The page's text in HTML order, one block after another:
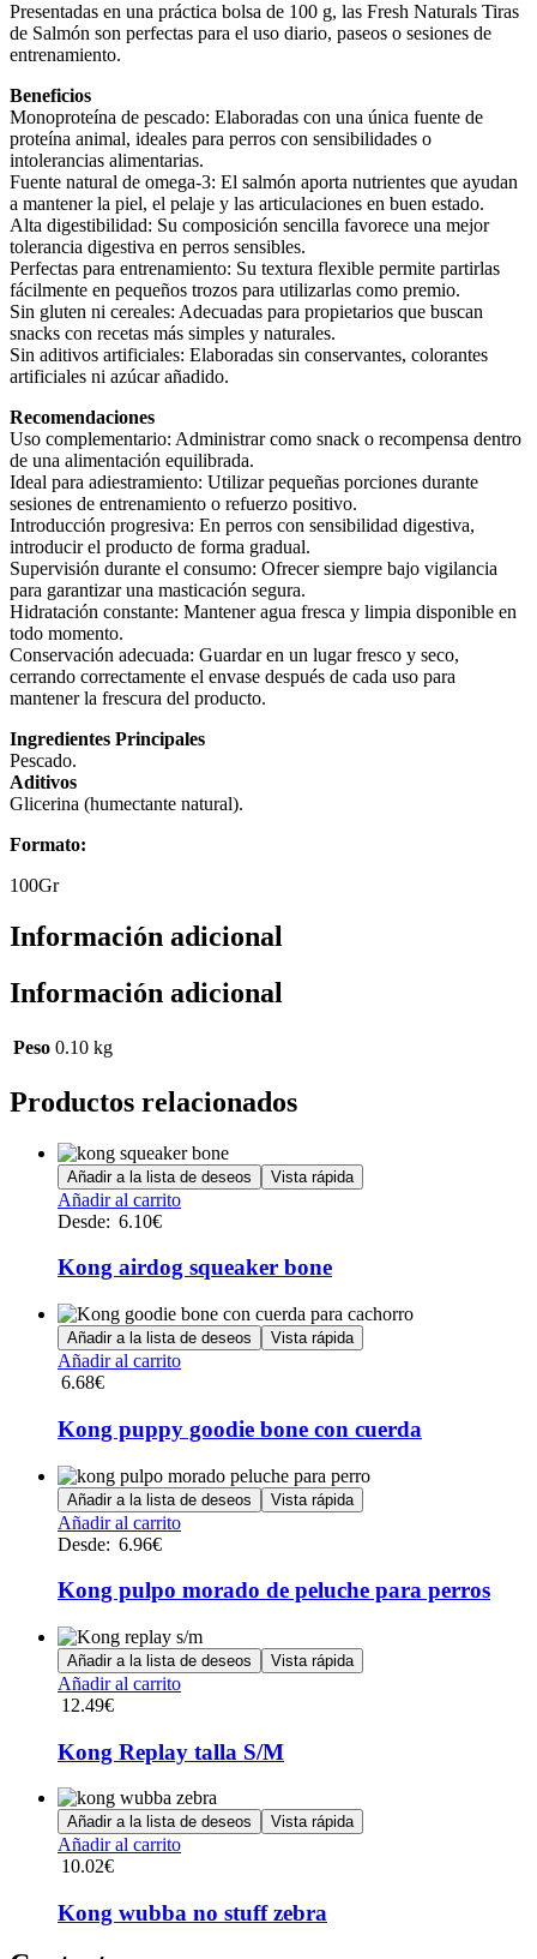
Presentadas en una práctica bolsa de 100 g, las Fresh Naturals Tiras
de Salmón son perfectas para el uso diario, paseos o sesiones de
entrenamiento.
Beneficios
Monoproteína de pescado: Elaboradas con una única fuente de
proteína animal, ideales para perros con sensibilidades o
intolerancias alimentarias.
Fuente natural de omega-3: El salmón aporta nutrientes que ayudan
a mantener la piel, el pelaje y las articulaciones en buen estado.
Alta digestibilidad: Su composición sencilla favorece una mejor
tolerancia digestiva en perros sensibles.
Perfectas para entrenamiento: Su textura flexible permite partirlas
fácilmente en pequeños trozos para utilizarlas como premio.
Sin gluten ni cereales: Adecuadas para propietarios que buscan
snacks con recetas más simples y naturales.
Sin aditivos artificiales: Elaboradas sin conservantes, colorantes
artificiales ni azúcar añadido.
Recomendaciones
Uso complementario: Administrar como snack o recompensa dentro
de una alimentación equilibrada.
Ideal para adiestramiento: Utilizar pequeñas porciones durante
sesiones de entrenamiento o refuerzo positivo.
Introducción progresiva: En perros con sensibilidad digestiva,
introducir el producto de forma gradual.
Supervisión durante el consumo: Ofrecer siempre bajo vigilancia
para garantizar una masticación segura.
Hidratación constante: Mantener agua fresca y limpia disponible en
todo momento.
Conservación adecuada: Guardar en un lugar fresco y seco,
cerrando correctamente el envase después de cada uso para
mantener la frescura del producto.
Ingredientes Principales
Pescado.
Aditivos
Glicerina (humectante natural).
Formato:
100Gr
Información adicional
Información adicional
Peso 0.10 kg
Productos relacionados
Añadir a la lista de deseos Vista rápida
Añadir al carritoEste
múltiples
variantes.
Las
opciones
se
pueden
la
de
producto
Desde: 6.10€
Kong airdog squeaker bone
Añadir a la lista de deseos Vista rápida
Añadir al carrito
6.68€
Kong puppy goodie bone con cuerda
Añadir a la lista de deseos Vista rápida
Añadir al carritoEste
múltiples
Las
opciones
se
pueden
la
de
producto
Desde: 6.96€
Kong pulpo morado de peluche para perros
Añadir a la lista de deseos Vista rápida
Añadir al carrito
12.49€
Kong Replay talla S/M
Añadir a la lista de deseos Vista rápida
Añadir al carrito
10.02€
Kong wubba no stuff zebra